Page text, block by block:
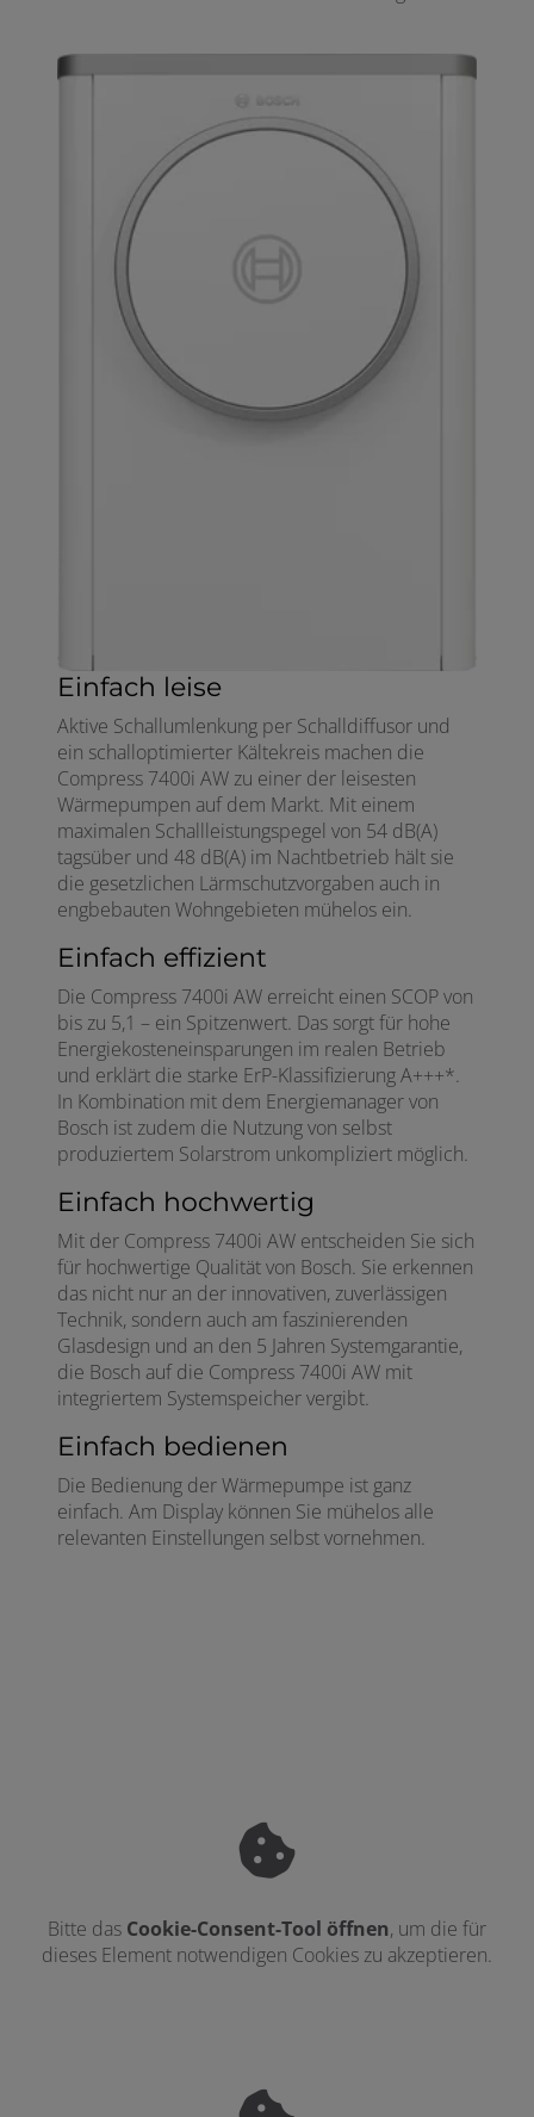
Einfach leise
Aktive Schallumlenkung per Schalldiffusor und
ein schalloptimierter Kältekreis machen die
Compress 7400i AW zu einer der leisesten
Wärmepumpen auf dem Markt. Mit einem
maximalen Schallleistungspegel von 54 dB(A)
tagsüber und 48 dB(A) im Nachtbetrieb hält sie
die gesetzlichen Lärmschutzvorgaben auch in
engbebauten Wohngebieten mühelos ein.
Einfach effizient
Die Compress 7400i AW erreicht einen SCOP von
bis zu 5,1 – ein Spitzenwert. Das sorgt für hohe
Energiekosteneinsparungen im realen Betrieb
und erklärt die starke ErP-Klassifizierung A+++*.
In Kombination mit dem Energiemanager von
Bosch ist zudem die Nutzung von selbst
produziertem Solarstrom unkompliziert möglich.
Einfach hochwertig
Mit der Compress 7400i AW entscheiden Sie sich
für hochwertige Qualität von Bosch. Sie erkennen
das nicht nur an der innovativen, zuverlässigen
Technik, sondern auch am faszinierenden
Glasdesign und an den 5 Jahren Systemgarantie,
die Bosch auf die Compress 7400i AW mit
integriertem Systemspeicher vergibt.
Einfach bedienen
Die Bedienung der Wärmepumpe ist ganz
einfach. Am Display können Sie mühelos alle
relevanten Einstellungen selbst vornehmen.
Bitte das Cookie-Consent-Tool öffnen, um die für
dieses Element notwendigen Cookies zu akzeptieren.